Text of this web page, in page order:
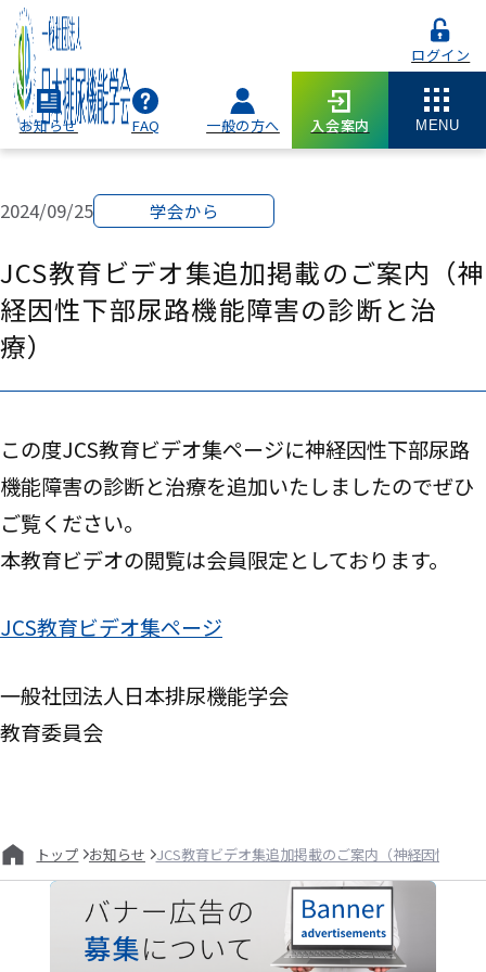
ログイン
お知らせ FAQ 一般の方へ 入会案内 MENU
2024/09/25 学会から
JCS教育ビデオ集追加掲載のご案内（神
経因性下部尿路機能障害の診断と治
療）
この度JCS教育ビデオ集ページに神経因性下部尿路
機能障害の診断と治療を追加いたしましたのでぜひ
ご覧ください。
本教育ビデオの閲覧は会員限定としております。
JCS教育ビデオ集ページ
一般社団法人日本排尿機能学会
教育委員会
トップ お知らせ JCS教育ビデオ集追加掲載のご案内（神経因性下部